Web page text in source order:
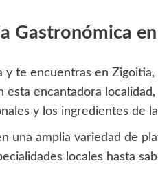
Gastronómica
y te encuentras en
esta encantadora
y los ingredientes de
una amplia variedad de
locales hasta